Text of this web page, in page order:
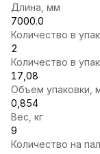
Длина, мм
7000.0
Количество в
2
Количество в
17,08
Объем упаковки,
0,854
Вес, кг
9
Количество на